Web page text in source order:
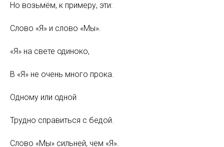
Но возьмём, к примеру, эти:
Слово «Я» и слово «Мы».
«Я» на свете одиноко,
В «Я» не очень много прока.
Одному или одной
Трудно справиться с бедой.
Слово «Мы» сильней, чем «Я».